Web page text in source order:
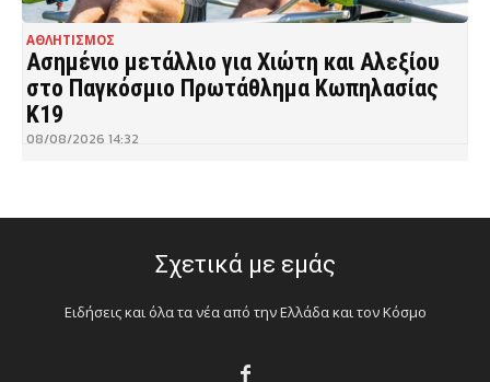
ΑΘΛΗΤΙΣΜΟΣ
Ασημένιο μετάλλιο για Χιώτη και Αλεξίου
στο Παγκόσμιο Πρωτάθλημα Κωπηλασίας
Κ19
08/08/2026 14:32
Σχετικά με εμάς
Ειδήσεις και όλα τα νέα από την Ελλάδα και τον Κόσμο